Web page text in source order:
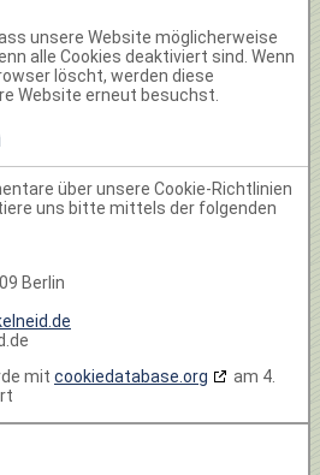
unsere Website möglicherweise
alle Cookies deaktiviert sind. Wenn
löscht, werden diese
Website erneut besuchst.
über unsere Cookie-Richtlinien
uns bitte mittels der folgenden
Berlin
mit cookiedatabase.org
am 4.